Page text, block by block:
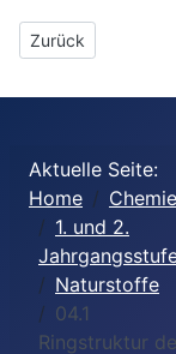
Vorheriger
Zurück
Aktuelle Seite:
Home
Chemie
1. und 2.
Naturstoffe
04.1
Ringstruktur